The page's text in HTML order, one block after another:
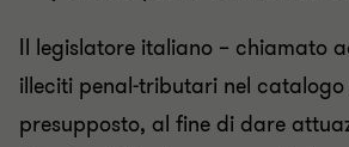
Il legislatore italiano – chiamato
illeciti penal-tributari nel
presupposto, al fine di dare